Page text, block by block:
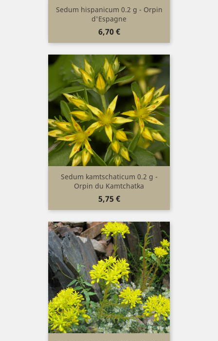
Sedum hispanicum 0.2 g - Orpin
d'Espagne
Prix
6,70 €
Sedum kamtschaticum 0.2 g -
Orpin du Kamtchatka
Prix
5,75 €